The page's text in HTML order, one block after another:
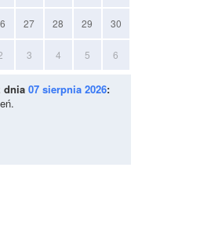
27 28 29 30
3 4 5 6
dnia 07 sierpnia 2026: